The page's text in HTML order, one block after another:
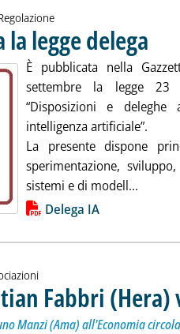
la legge delega
È pubblicata nella
settembre la legge
“Disposizioni e
intelligenza artificiale”.
La presente dispone
sperimentazione,
sistemi e di modell... Leggi
alla notizia
Delega IA
Fabbri (Hera)
Manzi (Ama) all'Economia